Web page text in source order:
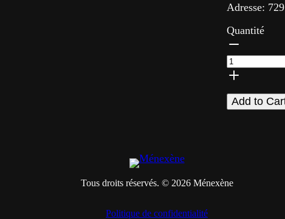
Adresse:
Quantité
Add to
Tous droits réservés. © 2026 Ménexène
Politique de confidentialité